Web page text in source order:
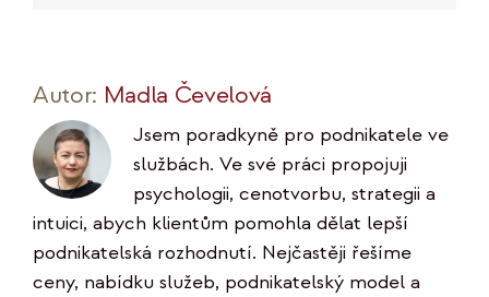
Autor: Madla Čevelová
Jsem poradkyně pro podnikatele ve
službách. Ve své práci propojuji
psychologii, cenotvorbu, strategii a
intuici, abych klientům pomohla dělat lepší
podnikatelská rozhodnutí. Nejčastěji řešíme
ceny, nabídku služeb, podnikatelský model a